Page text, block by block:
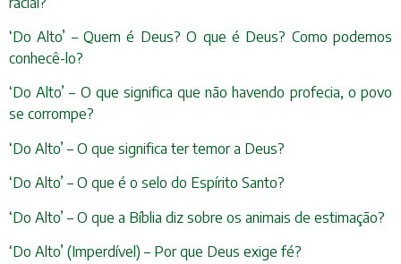
‘Do Alto’ – Quem é Deus? O que é Deus? Como podemos
conhecê-lo?
‘Do Alto’ – O que significa que não havendo profecia, o povo
se corrompe?
‘Do Alto’ – O que significa ter temor a Deus?
‘Do Alto’ – O que é o selo do Espírito Santo?
‘Do Alto’ – O que a Bíblia diz sobre os animais de estimação?
‘Do Alto’ (Imperdível) – Por que Deus exige fé?